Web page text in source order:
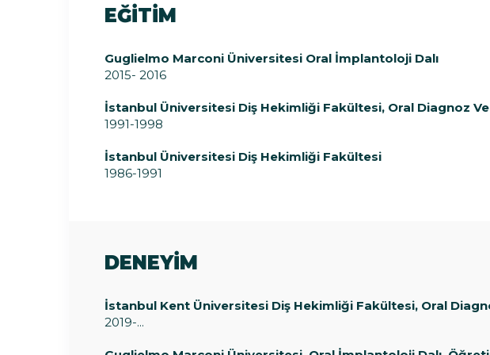
EĞİTİM
Guglielmo Marconi Üniversitesi Oral İmplantoloji Dalı
2015- 2016
İstanbul Üniversitesi Diş Hekimliği Fakültesi, Oral Diagnoz
1991-1998
İstanbul Üniversitesi Diş Hekimliği Fakültesi
1986-1991
DENEYİM
İstanbul Kent Üniversitesi Diş Hekimliği Fakültesi, Oral
2019-...